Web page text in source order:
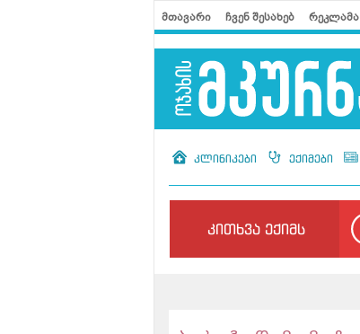
მთავარი ჩვენ შესახებ რეკლამა
კლინიკები ექიმები
კითხვა ექიმს